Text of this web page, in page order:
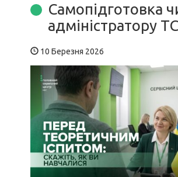
Самопідготовка
адміністратору
10 Березня 2026